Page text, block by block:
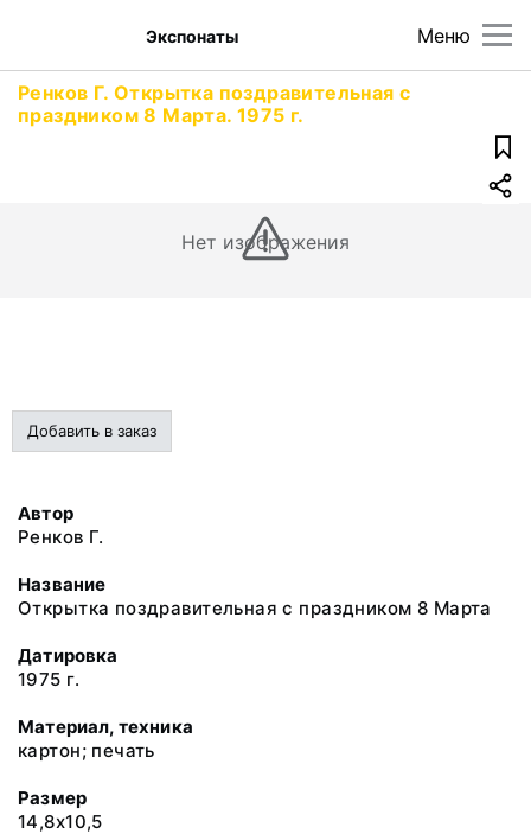
Меню
Экспонаты
Ренков Г. Открытка поздравительная с
праздником 8 Марта. 1975 г.
Нет изображения
Добавить в заказ
Автор
Ренков Г.
Название
Открытка поздравительная с праздником 8 Марта
Датировка
1975 г.
Материал, техника
картон; печать
Размер
14,8х10,5